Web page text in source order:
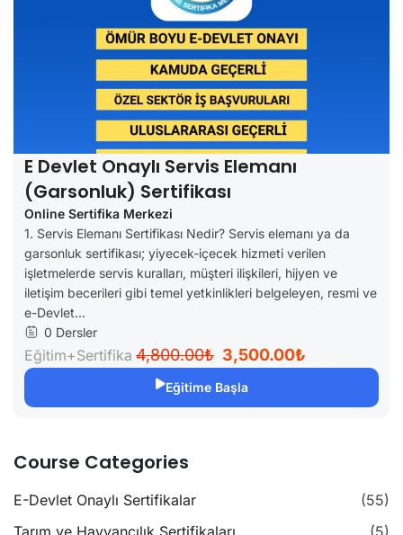
E Devlet Onaylı Servis Elemanı
(Garsonluk) Sertifikası
Online Sertifika Merkezi
1. Servis Elemanı Sertifikası Nedir? Servis elemanı ya da
garsonluk sertifikası; yiyecek-içecek hizmeti verilen
işletmelerde servis kuralları, müşteri ilişkileri, hijyen ve
iletişim becerileri gibi temel yetkinlikleri belgeleyen, resmi ve
e-Devlet...
0 Dersler
Eğitim+Sertifika 4,800.00₺ 3,500.00₺
Eğitime Başla
Course Categories
E-Devlet Onaylı Sertifikalar
(55)
Tarım ve Hayvancılık Sertifikaları
(5)